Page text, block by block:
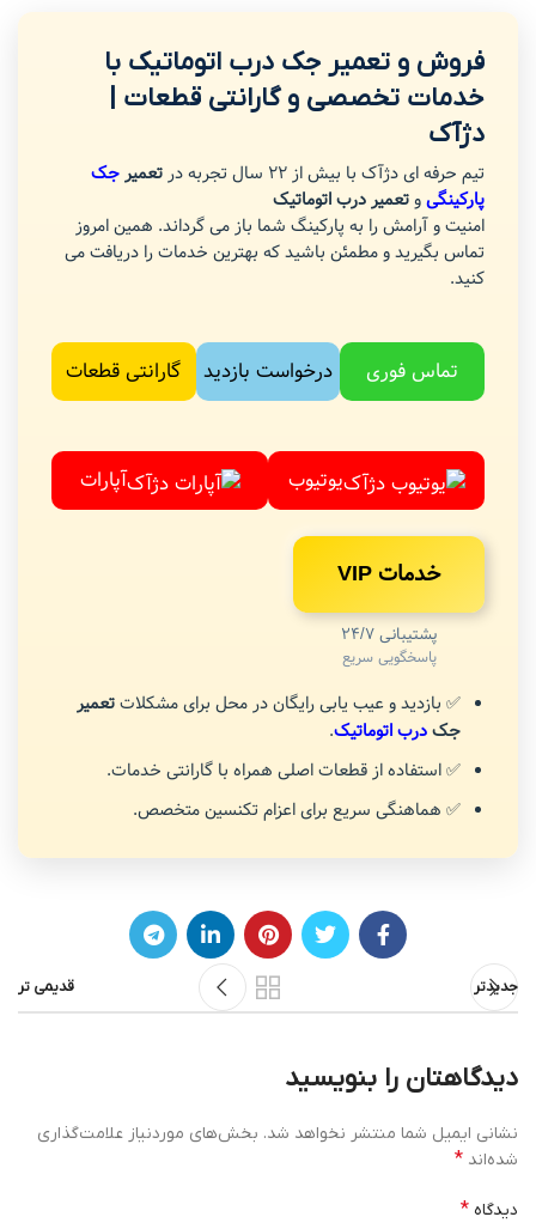
فروش و تعمیر جک درب اتوماتیک با
خدمات تخصصی و گارانتی قطعات |
دژآک
تیم حرفه ای دژآک با بیش از 22 سال تجربه در تعمیرجک
پارکینگیوتعمیر درب اتوماتیک
امنیت و آرامش را به پارکینگ شما باز می گرداند. همین امروز
تماس بگیرید و مطمئن باشید که بهترین خدمات را دریافت می
کنید.
تماس فوری درخواست بازدید گارانتی قطعات
یوتیوب آپارات
خدمات VIP
پشتیبانی 24/7
پاسخگویی سریع
✅ بازدید و عیب یابی رایگان در محل برای مشکلاتتعمیر
جکدرب اتوماتیک.
✅ استفاده از قطعات اصلی همراه با گارانتی خدمات.
✅ هماهنگی سریع برای اعزام تکنسین متخصص.
جدیدتر قدیمی تر
دیدگاهتان را بنویسید
نشانی ایمیل شما منتشر نخواهد شد. بخش‌های موردنیاز علامت‌گذاری
شده‌اند *
دیدگاه *